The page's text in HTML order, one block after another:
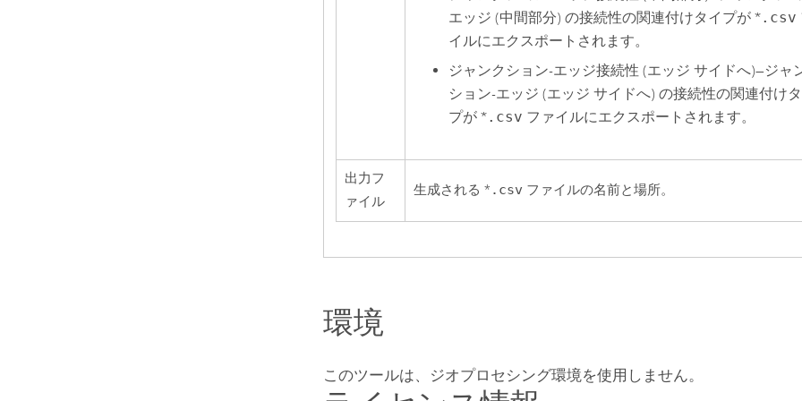
エッジ (中間部分) の接続性の関連付けタイプが *.csv
イルにエクスポートされます。
ジャンクション-エッジ接続性 (エッジ サイドへ)—ジャ
ション-エッジ (エッジ サイドへ) の接続性の関連付け
プが *.csv ファイルにエクスポートされます。
出力フ
ァイル
生成される * .csv ファイルの名前と場所。
環境
このツールは、ジオプロセシング環境を使用しません。